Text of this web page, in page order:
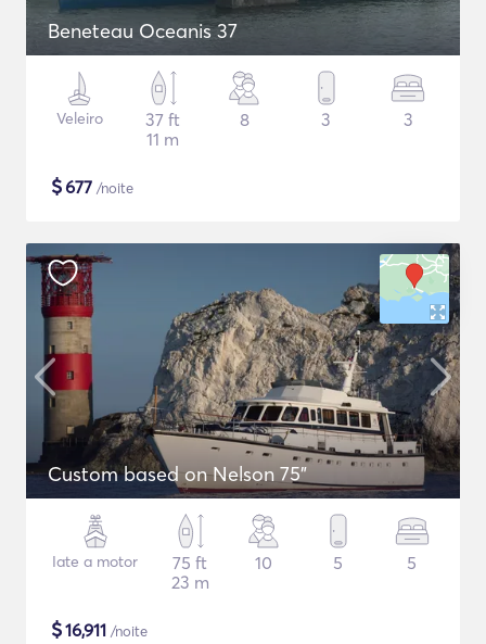
Beneteau Oceanis 37
Veleiro
37 ft
11 m
8 3 3
$677 /noite
Custom based on Nelson 75"
Iate a motor
75 ft
23 m
10 5 5
$16,911 /noite